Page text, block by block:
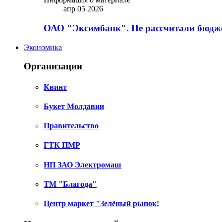
апр 05 2026
ОАО "Эксимбанк". Не рассчитали
Экономика
Организации
Квинт
Букет Молдавии
Правительство
ГТК ПМР
НП ЗАО Электромаш
ТМ "Благода"
Центр маркет "Зелёный рынок!